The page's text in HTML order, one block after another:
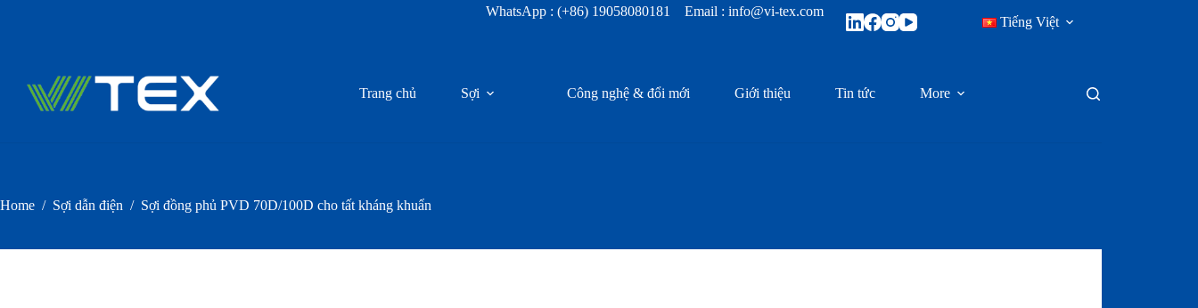
WhatsApp :(+86) 19058080181 Email : info@vi-tex.com
Tiếng Việt
Trang chủ Sợi Công nghệ & đổi mới Giới thiệu Tin tức More
Home / Sợi dẫn điện / Sợi đồng phủ PVD 70D/100D cho tất kháng khuẩn